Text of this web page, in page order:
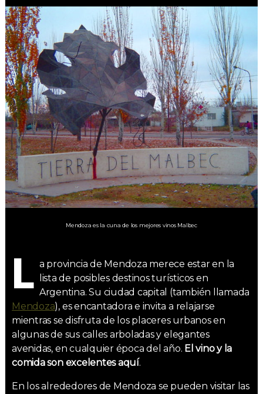
Mendoza es la cuna de los mejores vinos Malbec
L a provincia de Mendoza merece estar en la
lista de posibles destinos turísticos en
Argentina. Su ciudad capital (también llamada
Mendoza), es encantadora e invita a relajarse
mientras se disfruta de los placeres urbanos en
algunas de sus calles arboladas y elegantes
avenidas, en cualquier época del año. El vino y la
comida son excelentes aquí.
En los alrededores de Mendoza se pueden visitar las